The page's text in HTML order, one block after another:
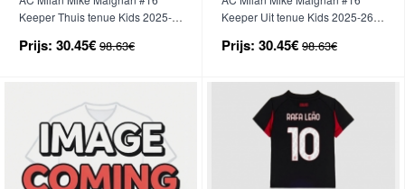
Keeper Thuis tenue Kids 2025-
Prijs: 30.45€ 98.63€
Keeper Uit tenue Kids 2025-26
Prijs: 30.45€ 98.63€